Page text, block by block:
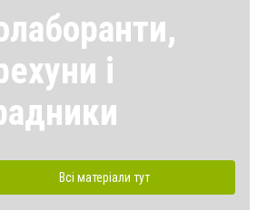
і
Всі матеріали тут